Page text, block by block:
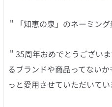
＂「知恵の泉」のネーミング
＂35周年おめでとうござい
るブランドや商品ってない
っと愛用させていただいてい